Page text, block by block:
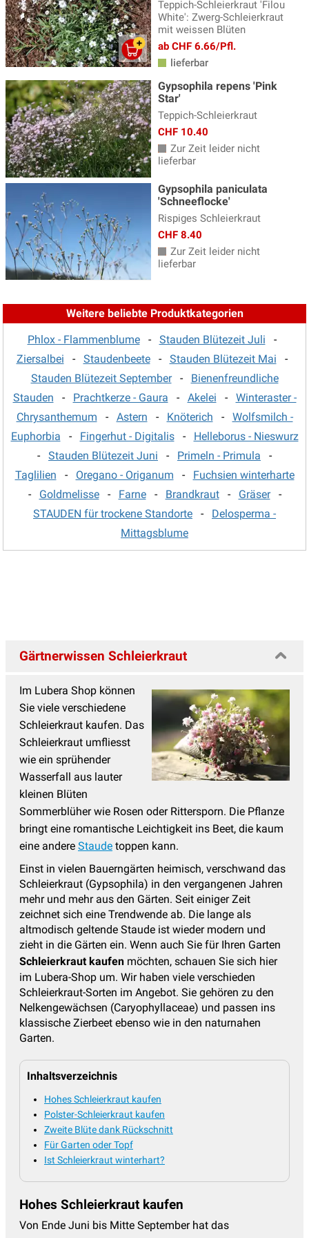
Katzenminze(14)
Katzenpfötchen(2)
Kaukasus Vergissmeinnicht
Knöterich(15)
Kokardenblume - Gaillardia
Kugeldistel, Echinops(4)
Küchenschelle(3)
Lavendel Pflanzen
Lerchensporn(3)
Lichtnelke - Lychnis(5)
Lilientraube(3)
Lungenkraut
Margerite - Leucanthemum(5)
Mohn - Papaver(6)
Mädchenauge
(9)
Nachtkerze - Oenothera(4)
Nelken (8)
Nelkenwurz - Geum (9)
Oregano - Origanum(9)
Perlkörbchen - Anaphalis(2)
Pfingstrosen(63)
Phlox - Flammenblume
Primeln - Primula(15)
Ranunculus - Hahnenfuss
Reiherschnabel - Erodium(2)
Rittersporn - Delphinium(19)
Salomonssiegel(3)
Saxifraga - Steinbrech(6)
Schafgarbe(15)
Schleierkraut(9)
Schleifenblume
Silberkerzen(7)
Skabiose(7)
Sonnenauge - Heliopsis(3)
Sonnenbraut - Helenium(17)
Sonnenhut - Rudbeckia(8)
Sonnenröschen - Helianthemum(13)
Spornblume(2)
Staudenhibiskus
Sterndolde
Stockrosen
Storchschnabel
Sumpfdotterblume - Caltha
Teppich-Schleierkraut 'Filou
White': Zwerg-Schleierkraut
mit weissen Blüten
ab CHF 6.66/Pfl.
lieferbar
Gypsophila repens 'Pink
Star'
Teppich-Schleierkraut
CHF 10.40
Zur Zeit leider nicht
lieferbar
Gypsophila paniculata
'Schneeflocke'
Rispiges Schleierkraut
CHF 8.40
Zur Zeit leider nicht
lieferbar
Weitere beliebte Produktkategorien
Phlox - Flammenblume- Stauden Blütezeit Juli -
Ziersalbei - Staudenbeete- Stauden Blütezeit Mai -
Stauden Blütezeit September- Bienenfreundliche
Stauden - Prachtkerze - Gaura - Akelei - Winteraster -
Chrysanthemum - Astern - Knöterich - Wolfsmilch -
Euphorbia - Fingerhut - Digitalis- Helleborus - Nieswurz
- Stauden Blütezeit Juni - Primeln - Primula -
Taglilien - Oregano - Origanum - Fuchsien winterharte
- Goldmelisse- Farne- Brandkraut- Gräser-
STAUDEN für trockene Standorte - Delosperma -
Mittagsblume
Gärtnerwissen Schleierkraut
Im Lubera Shop können
Sie viele verschiedene
Schleierkraut kaufen. Das
Schleierkraut umfliesst
wie ein sprühender
Wasserfall aus lauter
kleinen Blüten
Sommerblüher wie Rosen oder Rittersporn. Die Pflanze
bringt eine romantische Leichtigkeit ins Beet, die kaum
eine andere Staude toppen kann.
Einst in vielen Bauerngärten heimisch, verschwand das
Schleierkraut (Gypsophila) in den vergangenen Jahren
mehr und mehr aus den Gärten. Seit einiger Zeit
zeichnet sich eine Trendwende ab. Die lange als
altmodisch geltende Staude ist wieder modern und
zieht in die Gärten ein. Wenn auch Sie für Ihren Garten
Schleierkraut kaufen möchten, schauen Sie sich hier
im Lubera-Shop um. Wir haben viele verschieden
Schleierkraut-Sorten im Angebot. Sie gehören zu den
Nelkengewächsen (Caryophyllaceae) und passen ins
klassische Zierbeet ebenso wie in den naturnahen
Garten.
Inhaltsverzeichnis
Hohes Schleierkraut kaufen
Polster-Schleierkraut kaufen
Zweite Blüte dank Rückschnitt
Für Garten oder Topf
Ist Schleierkraut winterhart?
Hohes Schleierkraut kaufen
Von Ende Juni bis Mitte September hat das